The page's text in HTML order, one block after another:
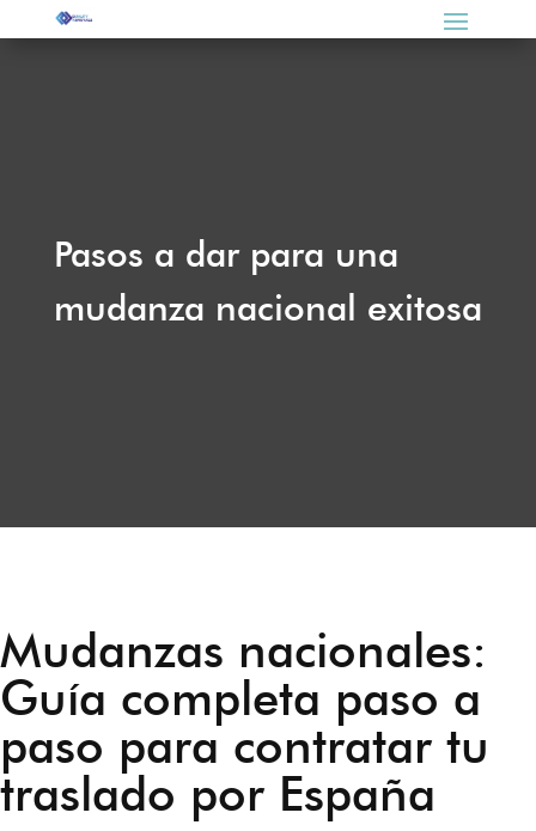
Pasos a dar para una
mudanza nacional exitosa
Mudanzas nacionales:
Guía completa paso a
paso para contratar tu
traslado por España